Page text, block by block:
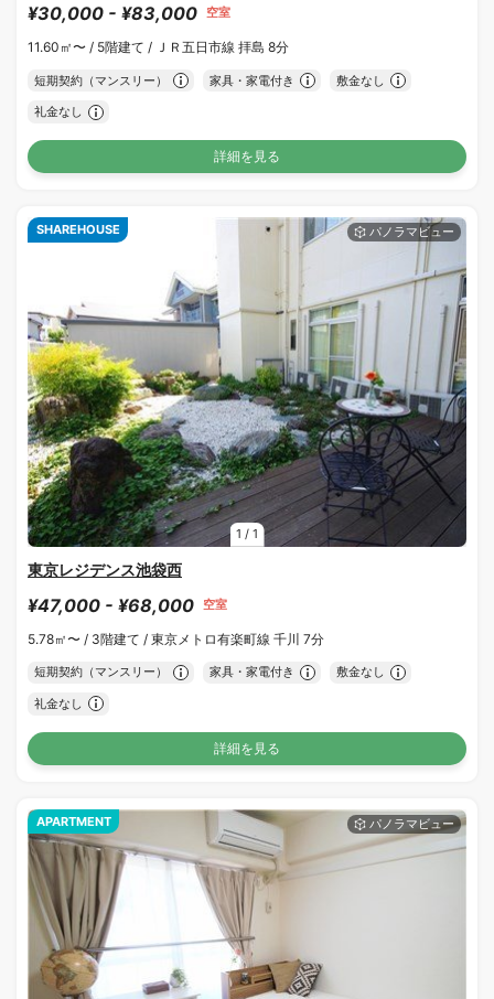
¥30,000 - ¥83,000 空室
11.60㎡〜 / 5階建て / ＪＲ五日市線 拝島 8分
短期契約（マンスリー） 家具・家電付き 敷金なし
礼金なし
詳細を見る
1 / 1
SHAREHOUSE
東京レジデンス池袋西
¥47,000 - ¥68,000 空室
5.78㎡〜 / 3階建て / 東京メトロ有楽町線 千川 7分
短期契約（マンスリー） 家具・家電付き 敷金なし
礼金なし
詳細を見る
APARTMENT